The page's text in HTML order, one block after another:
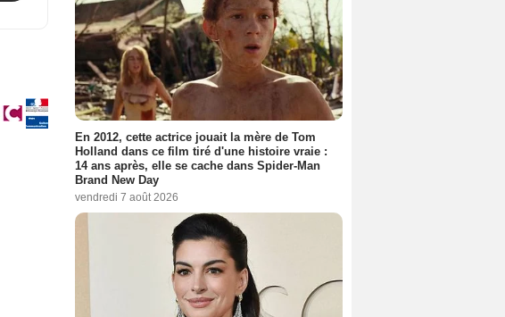
En 2012, cette actrice jouait la mère de Tom
Holland dans ce film tiré d'une histoire vraie :
14 ans après, elle se cache dans Spider-Man
Brand New Day
vendredi 7 août 2026